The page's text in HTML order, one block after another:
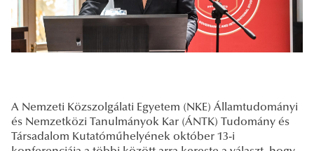
A Nemzeti Közszolgálati Egyetem (NKE) Államtudományi
és Nemzetközi Tanulmányok Kar (ÁNTK) Tudomány és
Társadalom Kutatóműhelyének október 13-i